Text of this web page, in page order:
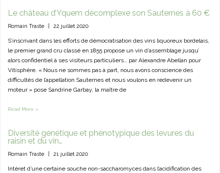
Le château d’Yquem décomplexe son Sauternes à 60 €
Romain Traste 22 juillet 2020
S’inscrivant dans les efforts de démocratisation des vins liquoreux bordelais,
le premier grand cru classé en 1855 propose un vin d’assemblage jusqu’
alors confidentiel à ses visiteurs particuliers… par Alexandre Abellan pour
Vitisphère. « Nous ne sommes pas à part, nous avons conscience des
difficultés de l’appellation Sauternes et nous voulons en redevenir un
moteur » pose Sandrine Garbay, la maître de
Read More »
Diversité génétique et phénotypique des levures du
raisin et du vin…
Romain Traste 21 juillet 2020
Intéret d’une certaine souche non-saccharomyces dans l’acidification des